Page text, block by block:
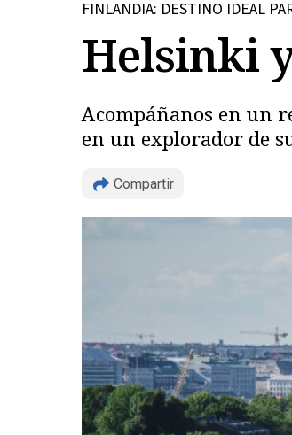
FINLANDIA: DESTINO IDEAL
Helsinki
Acompáñanos en un
en un explorador de
Compartir